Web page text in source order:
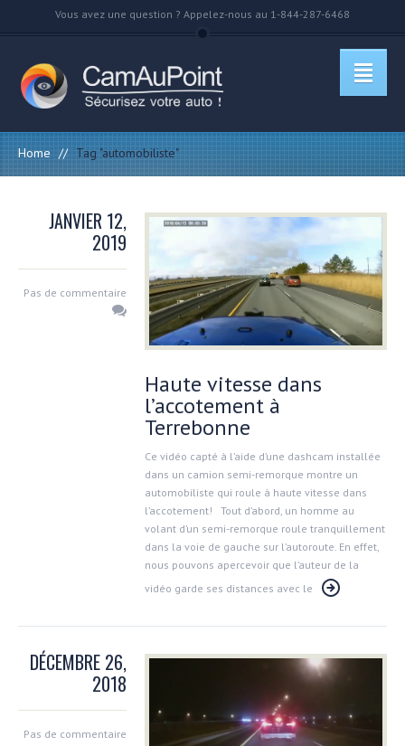
Vous avez une question ? Appelez-nous au 1-844-287-6468
Home // Tag "automobiliste"
JANVIER 12,
2019
Pas de commentaire
Haute vitesse dans
l’accotement à
Terrebonne
Ce vidéo capté à l’aide d’une dashcam installée
dans un camion semi-remorque montre un
automobiliste qui roule à haute vitesse dans
l’accotement! Tout d’abord, un homme au
volant d’un semi-remorque roule tranquillement
dans la voie de gauche sur l’autoroute. En effet,
nous pouvons apercevoir que l’auteur de la
vidéo garde ses distances avec le
DÉCEMBRE 26,
2018
Pas de commentaire